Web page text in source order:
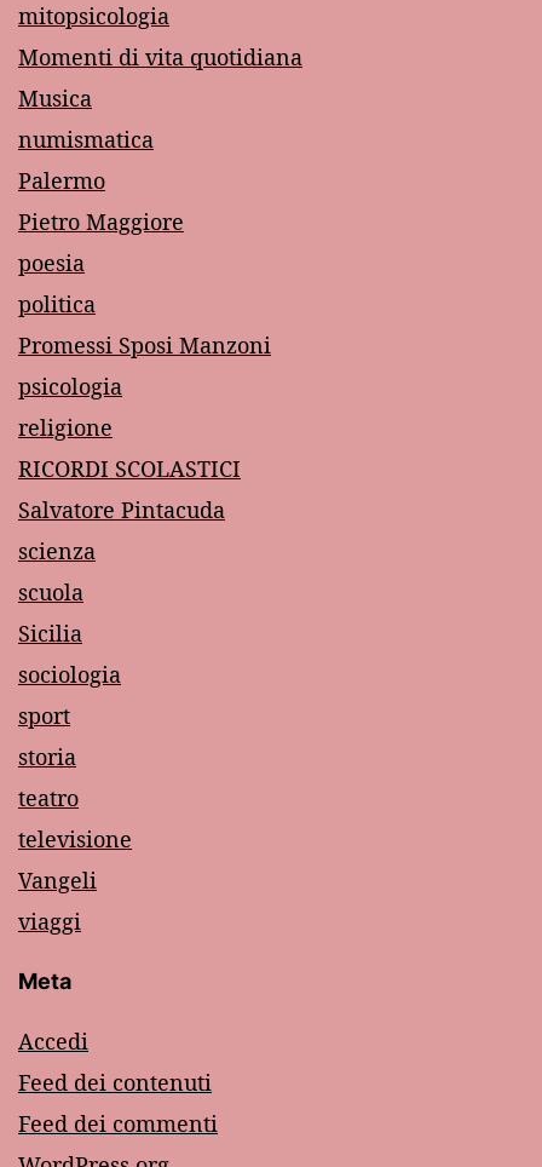
mitopsicologia
Momenti di vita quotidiana
Musica
numismatica
Palermo
Pietro Maggiore
poesia
politica
Promessi Sposi Manzoni
psicologia
religione
RICORDI SCOLASTICI
Salvatore Pintacuda
scienza
scuola
Sicilia
sociologia
sport
storia
teatro
televisione
Vangeli
viaggi
Meta
Accedi
Feed dei contenuti
Feed dei commenti